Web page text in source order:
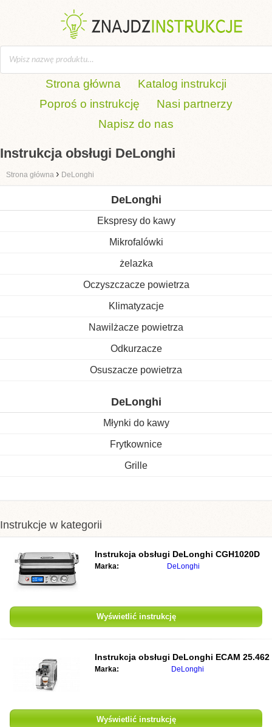
Strona główna
Katalog instrukcji
Poproś o instrukcję
Nasi partnerzy
Napisz do nas
Instrukcja obsługi DeLonghi
Strona główna › DeLonghi
DeLonghi
Ekspresy do kawy
Mikrofalówki
żelazka
Oczyszczacze powietrza
Klimatyzacje
Nawilżacze powietrza
Odkurzacze
Osuszacze powietrza
DeLonghi
Młynki do kawy
Frytkownice
Grille
Instrukcje w kategorii
Instrukcja obsługi DeLonghi CGH1020D
Marka: DeLonghi
Wyświetlić instrukcję
Instrukcja obsługi DeLonghi ECAM 25.462
Marka: DeLonghi
Wyświetlić instrukcję